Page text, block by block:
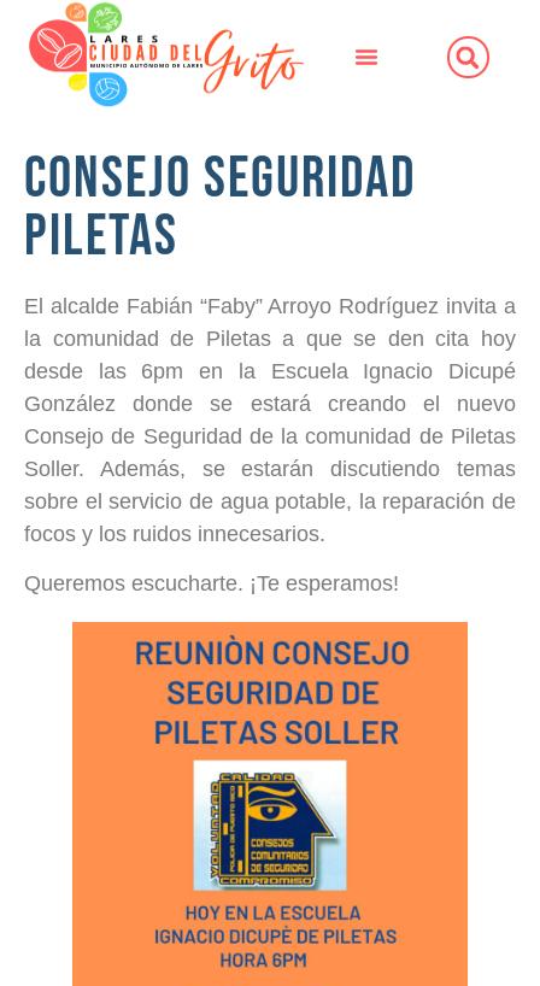
Consejo Seguridad
Piletas
El alcalde Fabián “Faby” Arroyo Rodríguez invita a
la comunidad de Piletas a que se den cita hoy
desde las 6pm en la Escuela Ignacio Dicupé
González donde se estará creando el nuevo
Consejo de Seguridad de la comunidad de Piletas
Soller. Además, se estarán discutiendo temas
sobre el servicio de agua potable, la reparación de
focos y los ruidos innecesarios.
Queremos escucharte. ¡Te esperamos!